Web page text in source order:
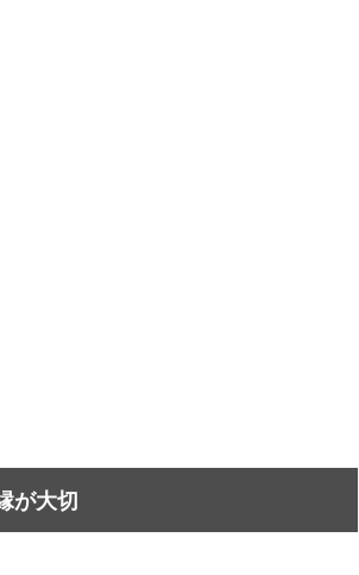
が大切